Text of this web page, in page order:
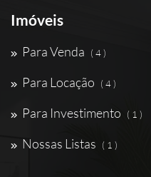
Imóveis
Para Venda ( 4 )
Para Locação ( 4 )
Para Investimento ( 1 )
Nossas Listas ( 1 )